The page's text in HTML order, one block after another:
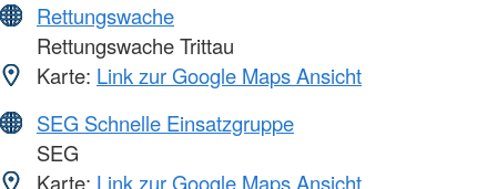
Rettungswache
Rettungswache Trittau
Karte: Link zur Google Maps Ansicht
SEG Schnelle Einsatzgruppe
SEG
Karte: Link zur Google Maps Ansicht